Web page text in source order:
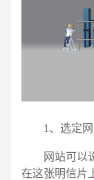
1、选定网
网站可以说
在这张明信片
请